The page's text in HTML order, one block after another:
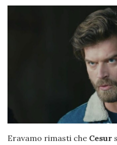
Eravamo rimasti che Cesur